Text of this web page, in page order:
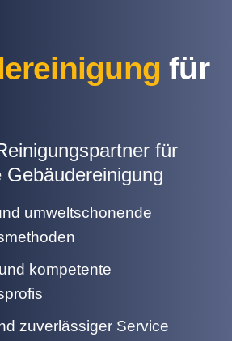
für
für
umweltschonende
kompetente
zuverlässiger Service